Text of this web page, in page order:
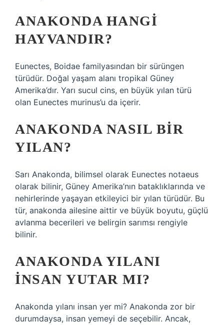
ANAKONDA HANGI
HAYVANDIR?
Eunectes, Boidae familyasından bir sürüngen
türüdür. Doğal yaşam alanı tropikal Güney
Amerika’dır. Yarı sucul cins, en büyük yılan türü
olan Eunectes murinus’u da içerir.
ANAKONDA NASIL BIR
YILAN?
Sarı Anakonda, bilimsel olarak Eunectes notaeus
olarak bilinir, Güney Amerika’nın bataklıklarında ve
nehirlerinde yaşayan etkileyici bir yılan türüdür. Bu
tür, anakonda ailesine aittir ve büyük boyutu, güçlü
avlanma becerileri ve belirgin sarımsı rengiyle
bilinir.
ANAKONDA YILANI
INSAN YUTAR MI?
Anakonda yılanı insan yer mi? Anakonda zor bir
durumdaysa, insan yemeyi de seçebilir. Ancak,